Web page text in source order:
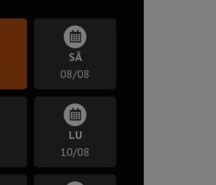
SÂ
08/08
LU
10/08